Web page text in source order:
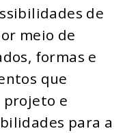
de
meio de
formas e
que
projeto e
para a